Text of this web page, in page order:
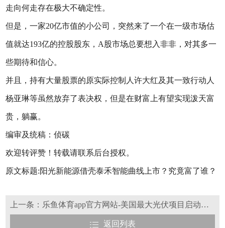
走向何走存在极大不确定性。
但是，一家20亿市值的小公司，突然来了一个在一级市场估
值就达193亿的控股股东，A股市场总要想入非非，对其多一
些期待和信心。
并且，持有大量股票的原实际控制人许大红及其一致行动人
杨亚琳等虽然放弃了表决权，但是在财富上有望实现泼天富
贵，躺赢。
编审及统稿：侦碳
欢迎转评赞！转载请联系后台授权。
原文标题:阳光新能源借壳泰禾智能曲线上市？究竟富了谁？
上一条：乐鱼体育app官方网站-美国最大光伏项目启动，谷歌电力采购破纪录
返回列表